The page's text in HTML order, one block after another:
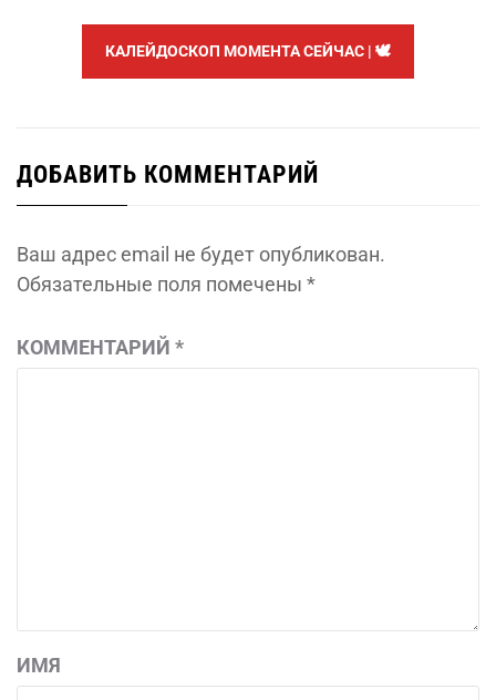
КАЛЕЙДОСКОП МОМЕНТА СЕЙЧАС | 🕊️
ДОБАВИТЬ КОММЕНТАРИЙ
Ваш адрес email не будет опубликован.
Обязательные поля помечены *
КОММЕНТАРИЙ *
ИМЯ